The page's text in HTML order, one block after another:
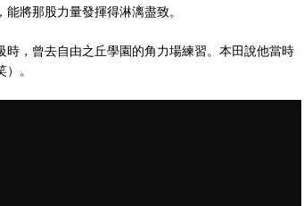
將那股力量發揮得淋漓盡致。
，曾去自由之丘學園的角力場練習。本田說他當時
。